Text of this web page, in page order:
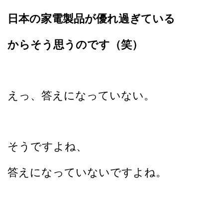
日本の家電製品が優れ過ぎている
からそう思うのです（笑）
えっ、答えになっていない。
そうですよね、
答えになっていないですよね。